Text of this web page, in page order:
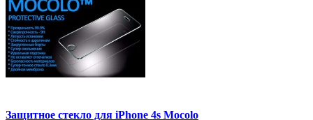
Защитное стекло для iPhone 4s Mocolo